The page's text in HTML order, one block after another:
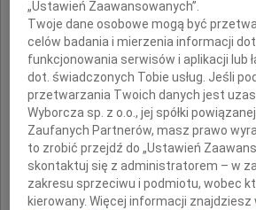
doktora
nauk
Witolda
„Ustawień Zaawansowanych”.
Twoje dane osobowe mogą być
celów badania i mierzenia informacji
funkcjonowania serwisów i aplikacji lub
dot. świadczonych Tobie usług. Jeśli
przetwarzania Twoich danych jest
Wyborcza sp. z o.o., jej spółki
Zaufanych Partnerów, masz prawo
to zrobić przejdź do „Ustawień
skontaktuj się z administratorem – w
zakresu sprzeciwu i podmiotu, wobec
kierowany. Więcej informacji znajdziesz